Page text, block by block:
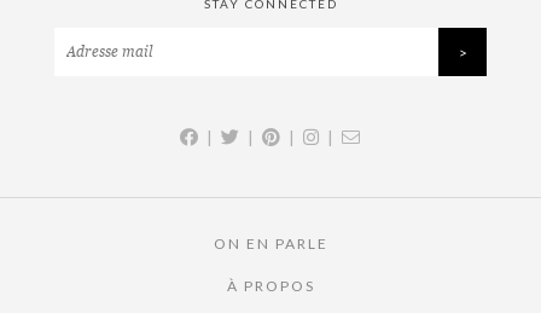
STAY CONNECTED
| | | |
ON EN PARLE
À PROPOS